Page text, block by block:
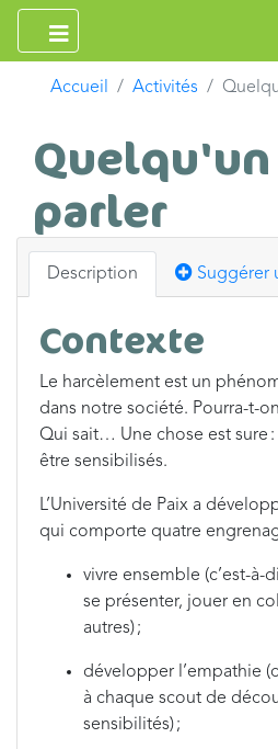
Accueil Activités
parler
Description Suggérer
Contexte
Le harcèlement est un
dans notre société. Pourra-t-
Qui sait… Une chose est sure
être sensibilisés.
L’Université de Paix a
qui comporte quatre
vivre ensemble (c’est-à-
se présenter, jouer en
autres) ;
développer l’empathie
à chaque scout de
sensibilités) ;